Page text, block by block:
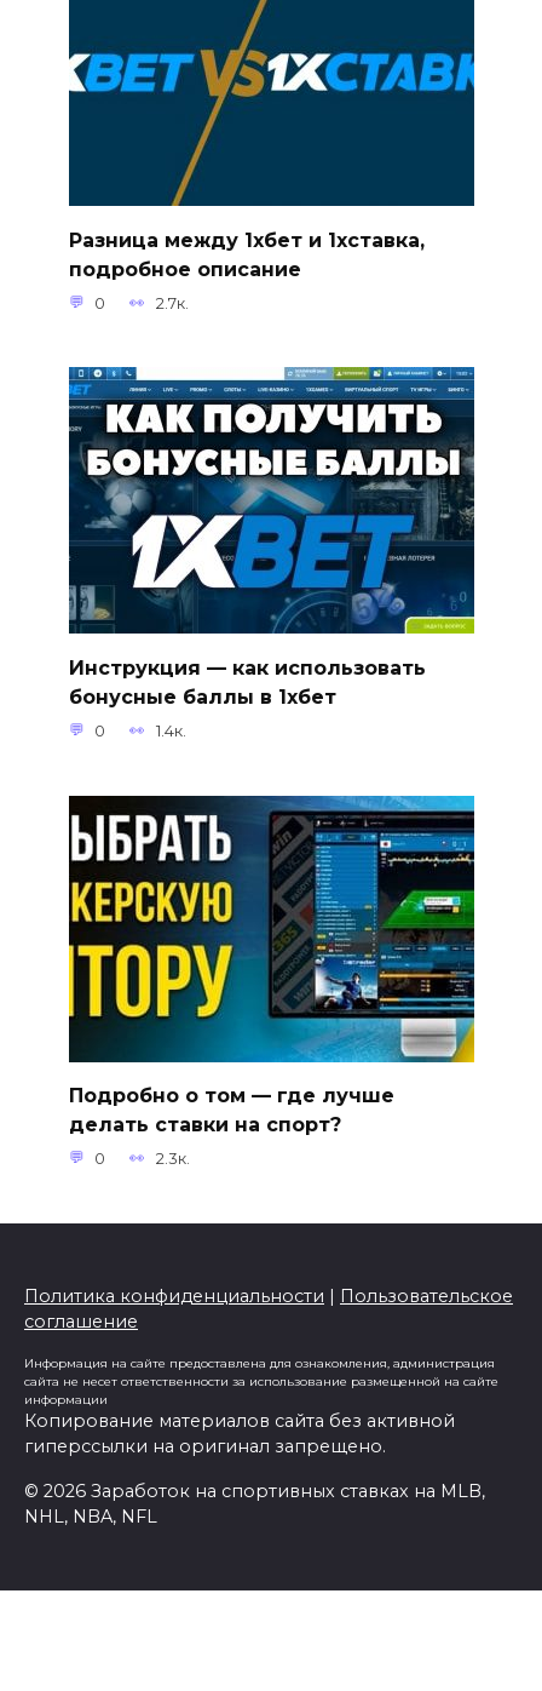
Разница между 1хбет и 1хставка,
подробное описание
0 2.7к.
Инструкция — как использовать
бонусные баллы в 1хбет
0 1.4к.
Подробно о том — где лучше
делать ставки на спорт?
0 2.3к.
Политика конфиденциальности | Пользовательское
соглашение
Информация на сайте предоставлена для ознакомления, администрация
сайта не несет ответственности за использование размещенной на сайте
информации
Копирование материалов сайта без активной
гиперссылки на оригинал запрещено.
© 2026 Заработок на спортивных ставках на MLB,
NHL, NBA, NFL